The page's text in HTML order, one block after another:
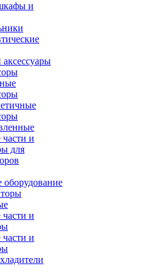
и
и
для
оборудование
и
и